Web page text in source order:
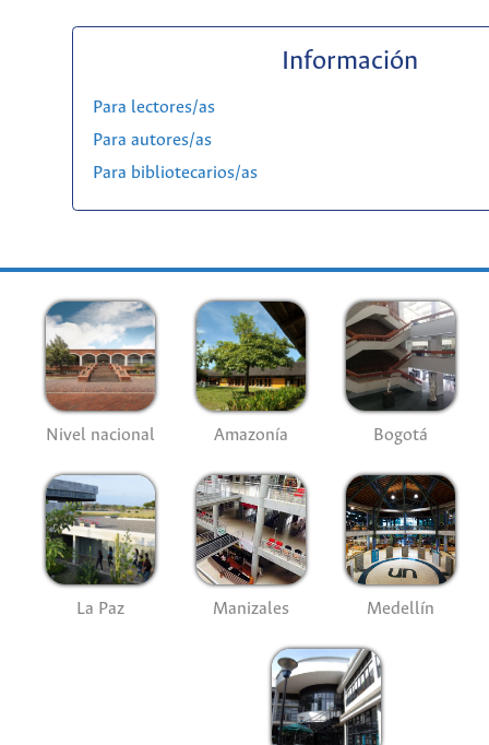
Información
Para lectores/as
Para autores/as
Para bibliotecarios/as
Nivel nacional Amazonía Bogotá
La Paz Manizales Medellín